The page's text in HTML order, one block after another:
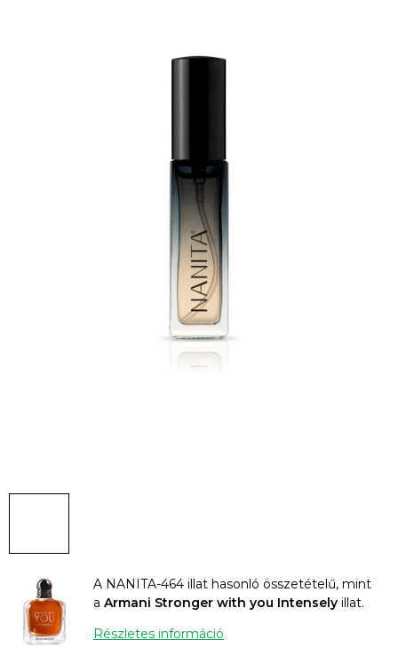
A NANITA-464 illat hasonló összetételű, mint
a Armani Stronger with you Intensely illat.
Részletes információ